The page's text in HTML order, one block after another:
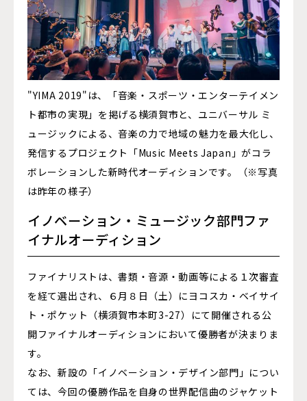
"YIMA 2019"は、「音楽・スポーツ・エンターテイメン
ト都市の実現」を掲げる横須賀市と、ユニバーサル ミ
ュージックによる、音楽の力で地域の魅力を最大化し、
発信するプロジェクト「Music Meets Japan」がコラ
ボレーションした新時代オーディションです。（※写真
は昨年の様子）
イノベーション・ミュージック部門ファ
イナルオーディション
ファイナリストは、書類・音源・動画等による１次審査
を経て選出され、６月８日（土）にヨコスカ・ベイサイ
ト・ポケット（横須賀市本町3-27）にて開催される公
開ファイナルオーディションにおいて優勝者が決まりま
す。
なお、新設の「イノベーション・デザイン部門」につい
ては、今回の優勝作品を自身の世界配信曲のジャケット